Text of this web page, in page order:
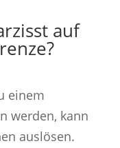
auf
einem
werden, kann
auslösen.